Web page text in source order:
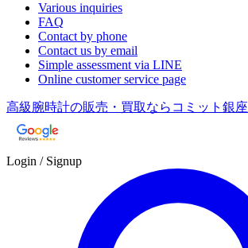
Various inquiries
FAQ
Contact by phone
Contact us by email
Simple assessment via LINE
Online customer service page
高級腕時計の販売・買取ならコミット銀座
Login / Signup